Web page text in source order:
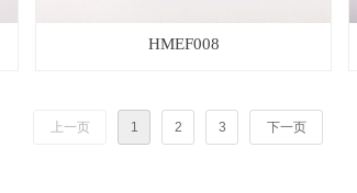
HMEF008
上一页 1 2 3 下一页